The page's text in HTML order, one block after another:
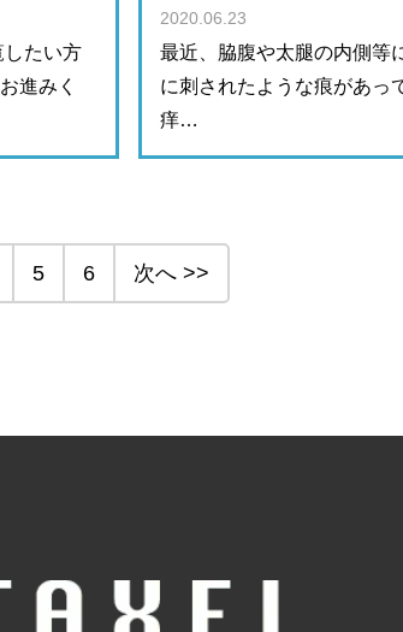
したい方
進みく
2020.06.23
最近、脇腹や太腿の内側等
に刺されたような痕があっ
痒…
5 6 次へ >>